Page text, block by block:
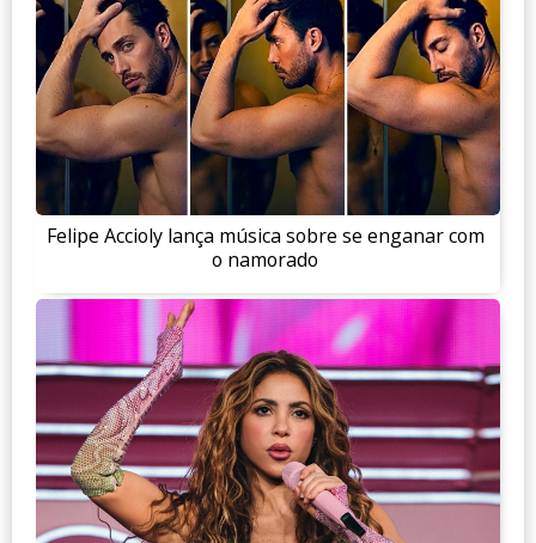
Felipe Accioly lança música sobre se enganar com
o namorado